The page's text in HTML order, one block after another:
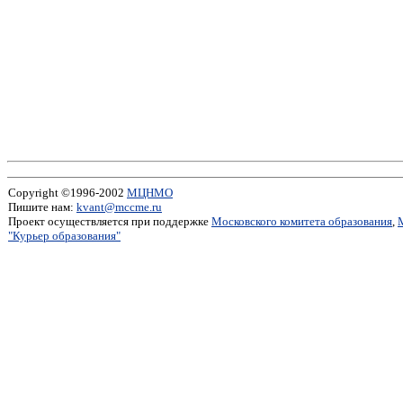
Copyright ©1996-2002 МЦНМО
Пишите нам: kvant@mccme.ru
Проект осуществляется при поддержке Московского комитета образования,
"Курьер образования"